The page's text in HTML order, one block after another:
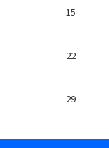
15
22
29